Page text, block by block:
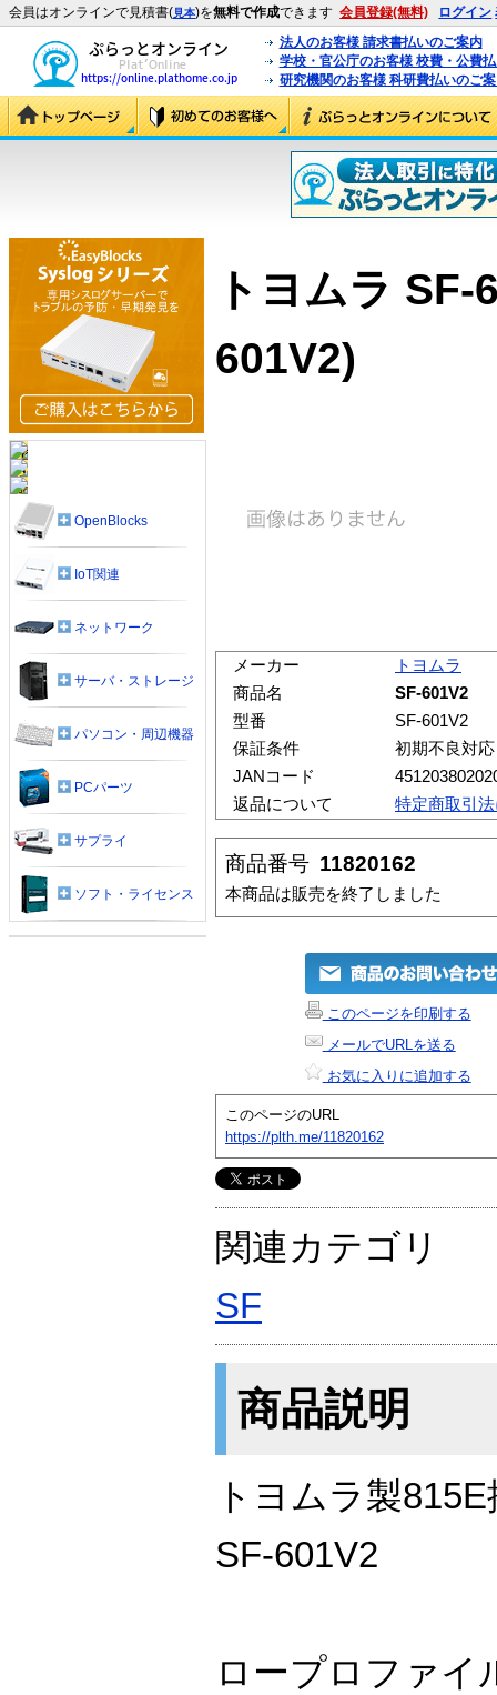
会員はオンラインで見積書(見本)を無料で作成できます 会員登録(無料) ログイン
法人のお客様 請求書払いのご案内
学校・官公庁のお客様 校費・公費
研究機関のお客様 科研費払いのご
トヨムラ SF-
601V2)
メーカー
トヨムラ
商品名
SF-601V2
型番
SF-601V2
保証条件
初期不良対
JANコード
返品について
特定商取引
商品番号 11820162
本商品は販売を終了しました
このページを印刷する
メールでURLを送る
お気に入りに追加する
このページのURL
https://plth.me/11820162
関連カテゴリ
SF
商品説明
トヨムラ製
SF-601V2
ロープロファイ
OpenBlocks
IoT関連
ネットワーク
サーバ・ストレージ
パソコン・周辺機器
PCパーツ
サプライ
ソフト・ライセンス